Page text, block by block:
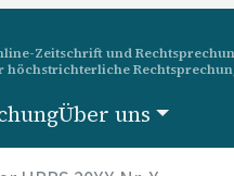
Zeitschrift und
höchstrichterliche
Über uns